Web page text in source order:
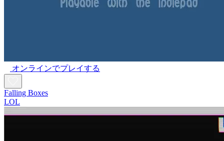
オンラインでプレイする
Falling Boxes
LOL